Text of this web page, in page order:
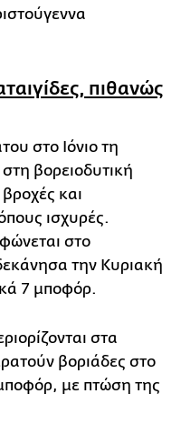
πιθανώς
στο Ιόνιο τη
βορειοδυτική
και
ισχυρές.
στο
την Κυριακή
7 μποφόρ.
στα
βοριάδες στο
με πτώση της